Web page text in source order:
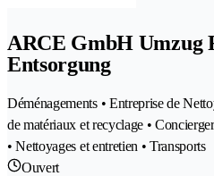
ARCE GmbH Umzug
Entsorgung
Déménagements • Entreprise de
de matériaux et recyclage •
• Nettoyages et entretien • Transports
Ouvert